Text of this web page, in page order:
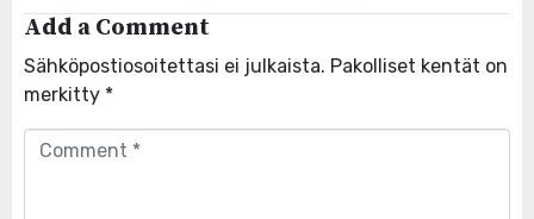
Add a Comment
Sähköpostiosoitettasi ei julkaista. Pakolliset kentät on
merkitty *
Comment